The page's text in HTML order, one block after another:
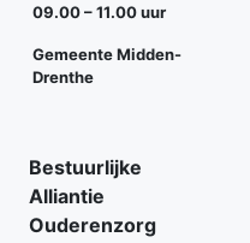
09.00 – 11.00uur
Gemeente Midden-
Drenthe
Bestuurlijke
Alliantie
Ouderenzorg